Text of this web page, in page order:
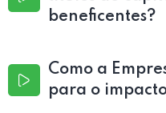
beneficentes?
Como a
para o